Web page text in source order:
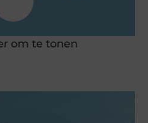
om te tonen